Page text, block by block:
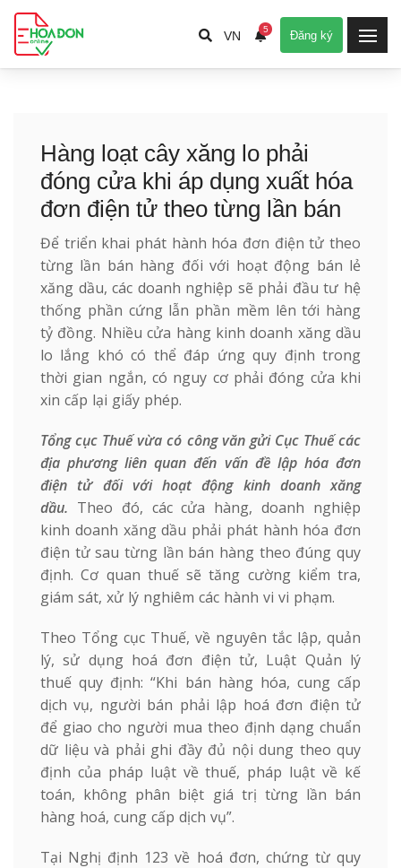
VN 5 Đăng ký
Hàng loạt cây xăng lo phải
đóng cửa khi áp dụng xuất hóa
đơn điện tử theo từng lần bán
Để triển khai phát hành hóa đơn điện tử theo
từng lần bán hàng đối với hoạt động bán lẻ
xăng dầu, các doanh nghiệp sẽ phải đầu tư hệ
thống phần cứng lẫn phần mềm lên tới hàng
tỷ đồng. Nhiều cửa hàng kinh doanh xăng dầu
lo lắng khó có thể đáp ứng quy định trong
thời gian ngắn, có nguy cơ phải đóng cửa khi
xin cấp lại giấy phép.
Tổng cục Thuế vừa có công văn gửi Cục Thuế các
địa phương liên quan đến vấn đề lập hóa đơn
điện tử đối với hoạt động kinh doanh xăng
dầu. Theo đó, các cửa hàng, doanh nghiệp
kinh doanh xăng dầu phải phát hành hóa đơn
điện tử sau từng lần bán hàng theo đúng quy
định. Cơ quan thuế sẽ tăng cường kiểm tra,
giám sát, xử lý nghiêm các hành vi vi phạm.
Theo Tổng cục Thuế, về nguyên tắc lập, quản
lý, sử dụng hoá đơn điện tử, Luật Quản lý
thuế quy định: “Khi bán hàng hóa, cung cấp
dịch vụ, người bán phải lập hoá đơn điện tử
để giao cho người mua theo định dạng chuẩn
dữ liệu và phải ghi đầy đủ nội dung theo quy
định của pháp luật về thuế, pháp luật về kế
toán, không phân biệt giá trị từng lần bán
hàng hoá, cung cấp dịch vụ”.
Tại Nghị định 123 về hoá đơn, chứng từ quy